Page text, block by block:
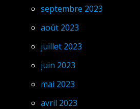
septembre 2023
août 2023
juillet 2023
juin 2023
mai 2023
avril 2023